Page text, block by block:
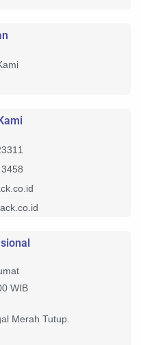
WIB
Merah Tutup.